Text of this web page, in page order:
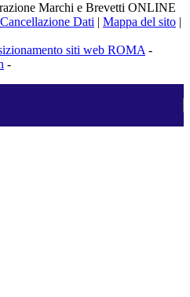
Marchi e Brevetti ONLINE
Dati | Mappa del sito |
siti web ROMA -
-